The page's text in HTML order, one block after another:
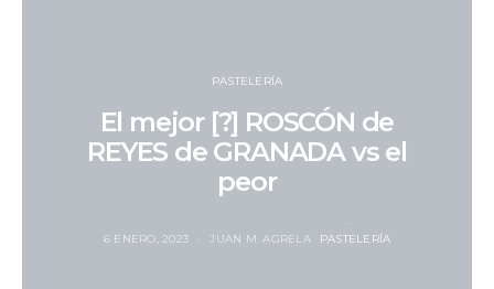
PASTELERÍA
El mejor [?] ROSCÓN de
REYES de GRANADA vs el
peor
6 ENERO, 2023 JUAN M. AGRELA PASTELERÍA